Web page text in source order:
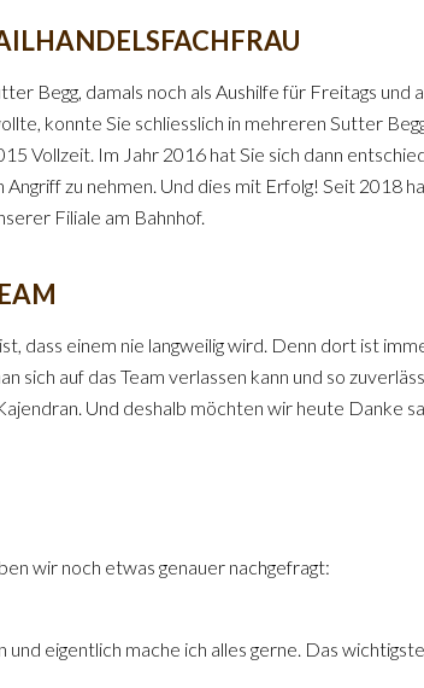
Begg, damals noch als Aushilfe für Freitags und
konnte Sie schliesslich in mehreren Sutter
Vollzeit. Im Jahr 2016 hat Sie sich dann
zu nehmen. Und dies mit Erfolg! Seit 2018
Filiale am Bahnhof.
dass einem nie langweilig wird. Denn dort ist
sich auf das Team verlassen kann und so
Und deshalb möchten wir heute Danke
wir noch etwas genauer nachgefragt:
eigentlich mache ich alles gerne. Das